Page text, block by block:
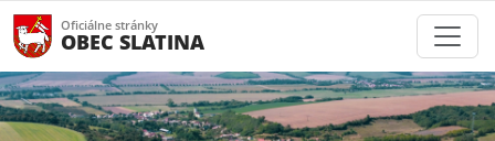
Oficiálne stránky
OBEC SLATINA